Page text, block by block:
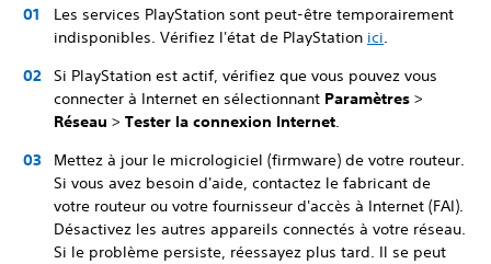
Les services PlayStation sont peut-être temporairement
indisponibles. Vérifiez l'état de PlayStation ici.
Si PlayStation est actif, vérifiez que vous pouvez vous
connecter à Internet en sélectionnant Paramètres >
Réseau > Tester la connexion Internet.
Mettez à jour le micrologiciel (firmware) de votre routeur.
Si vous avez besoin d'aide, contactez le fabricant de
votre routeur ou votre fournisseur d'accès à Internet (FAI).
Désactivez les autres appareils connectés à votre réseau.
Si le problème persiste, réessayez plus tard. Il se peut